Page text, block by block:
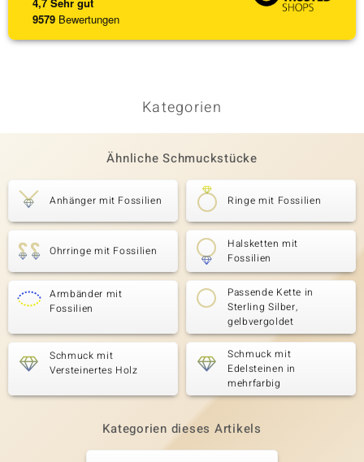
9579 Bewertungen
Kategorien
Ähnliche Schmuckstücke
Anhänger mit Fossilien Ringe mit Fossilien
Ohrringe mit Fossilien
Halsketten mit
Fossilien
Armbänder mit
Fossilien
Passende Kette in
Sterling Silber,
gelbvergoldet
Schmuck mit
Versteinertes Holz
Schmuck mit
Edelsteinen in
mehrfarbig
Kategorien dieses Artikels